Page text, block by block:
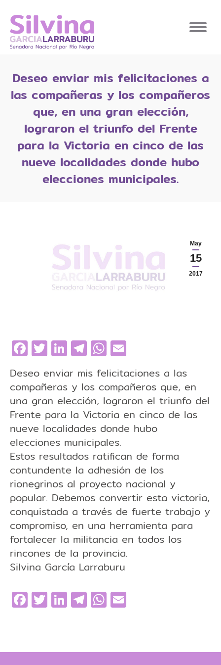
Deseo enviar mis felicitaciones a
las compañeras y los compañeros
que, en una gran elección,
lograron el triunfo del Frente
para la Victoria en cinco de las
nueve localidades donde hubo
elecciones municipales.
May
15
2017
Facebook
Twitter
LinkedIn
Telegram
WhatsApp
Deseo enviar mis felicitaciones a las
compañeras y los compañeros que, en
una gran elección, lograron el triunfo del
Frente para la Victoria en cinco de las
nueve localidades donde hubo
elecciones municipales.
Estos resultados ratifican de forma
contundente la adhesión de los
rionegrinos al proyecto nacional y
popular. Debemos convertir esta victoria,
conquistada a través de fuerte trabajo y
compromiso, en una herramienta para
fortalecer la militancia en todos los
rincones de la provincia.
Silvina García Larraburu
Facebook
Twitter
LinkedIn
Telegram
WhatsApp